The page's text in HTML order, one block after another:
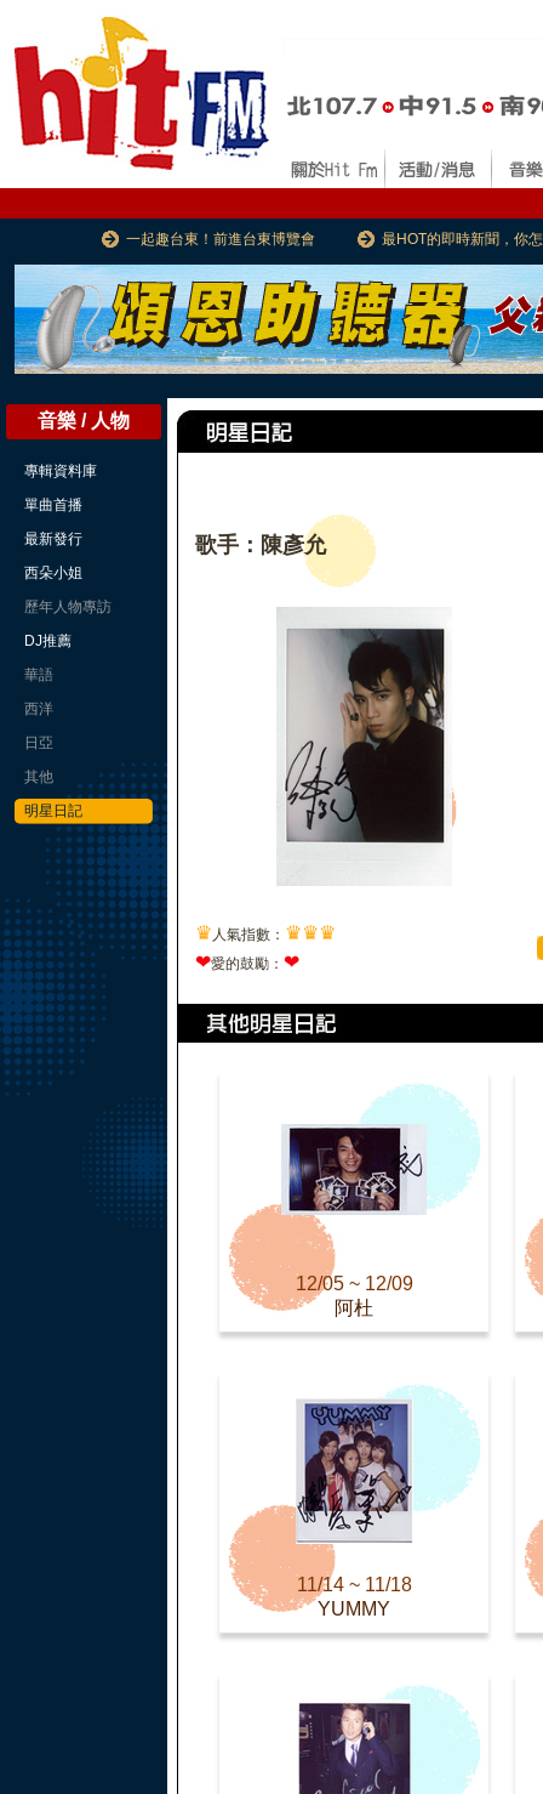
一起趣台東！前進台東博覽會 最HOT的即時新聞，你
音樂 / 人物
專輯資料庫
單曲首播
最新發行
西朵小姐
歷年人物專訪
DJ推薦
華語
西洋
日亞
其他
明星日記
歌手：陳彥允
♛ 人氣指數： ♛♛♛
❤愛的鼓勵： ❤
12/05 ~ 12/09
阿杜
11/14 ~ 11/18
YUMMY